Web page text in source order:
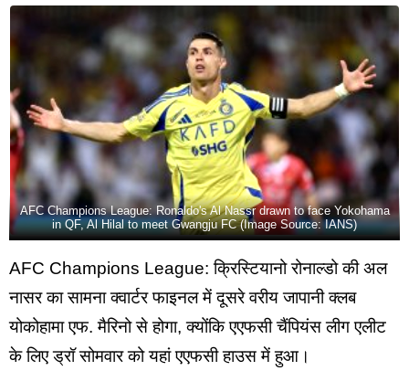
AFC Champions League: Ronaldo's Al Nassr drawn to face Yokohama
in QF, Al Hilal to meet Gwangju FC (Image Source: IANS)
AFC Champions League: क्रिस्टियानो रोनाल्डो की अल
नासर का सामना क्वार्टर फाइनल में दूसरे वरीय जापानी क्लब
योकोहामा एफ. मैरिनो से होगा, क्योंकि एएफसी चैंपियंस लीग एलीट
के लिए ड्रॉ सोमवार को यहां एएफसी हाउस में हुआ।